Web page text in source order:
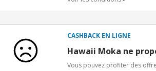
3€ de bienvenue crédités
Offre réservée à une toute
CASHBACK EN LIGNE
Hawaii Moka ne
Vous pouvez profiter des